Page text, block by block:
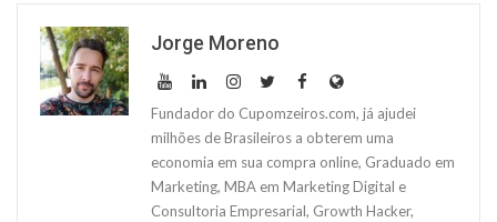
Jorge Moreno
Fundador do Cupomzeiros.com, já ajudei
milhões de Brasileiros a obterem uma
economia em sua compra online, Graduado em
Marketing, MBA em Marketing Digital e
Consultoria Empresarial, Growth Hacker,